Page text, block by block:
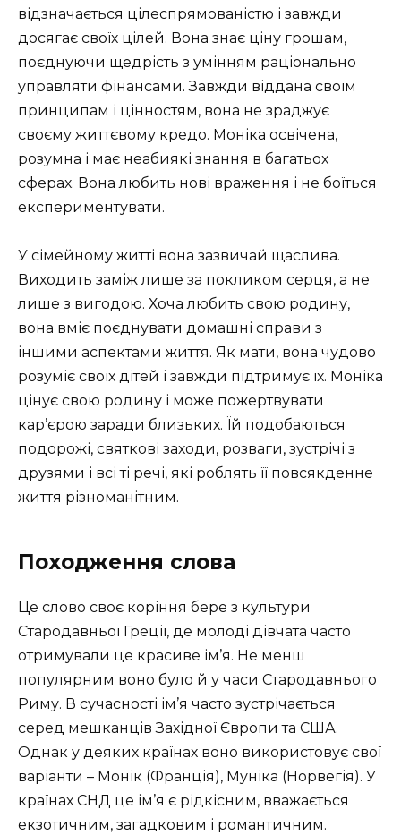
відзначається цілеспрямованістю і завжди
досягає своїх цілей. Вона знає ціну грошам,
поєднуючи щедрість з умінням раціонально
управляти фінансами. Завжди віддана своїм
принципам і цінностям, вона не зраджує
своєму життєвому кредо. Моніка освічена,
розумна і має неабиякі знання в багатьох
сферах. Вона любить нові враження і не боїться
експериментувати.
У сімейному житті вона зазвичай щаслива.
Виходить заміж лише за покликом серця, а не
лише з вигодою. Хоча любить свою родину,
вона вміє поєднувати домашні справи з
іншими аспектами життя. Як мати, вона чудово
розуміє своїх дітей і завжди підтримує їх. Моніка
цінує свою родину і може пожертвувати
кар’єрою заради близьких. Їй подобаються
подорожі, святкові заходи, розваги, зустрічі з
друзями і всі ті речі, які роблять її повсякденне
життя різноманітним.
Походження слова
Це слово своє коріння бере з культури
Стародавньої Греції, де молоді дівчата часто
отримували це красиве ім’я. Не менш
популярним воно було й у часи Стародавнього
Риму. В сучасності ім’я часто зустрічається
серед мешканців Західної Європи та США.
Однак у деяких країнах воно використовує свої
варіанти – Монік (Франція), Муніка (Норвегія). У
країнах СНД це ім’я є рідкісним, вважається
екзотичним, загадковим і романтичним.